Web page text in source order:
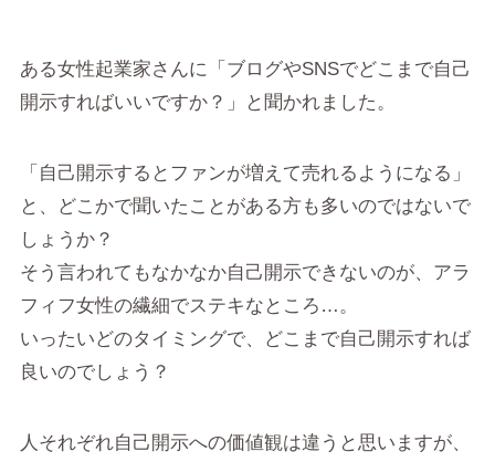
ある女性起業家さんに「ブログやSNSでどこまで自己
開示すればいいですか？」と聞かれました。
「自己開示するとファンが増えて売れるようになる」
と、どこかで聞いたことがある方も多いのではないで
しょうか？
そう言われてもなかなか自己開示できないのが、アラ
フィフ女性の繊細でステキなところ…。
いったいどのタイミングで、どこまで自己開示すれば
良いのでしょう？
人それぞれ自己開示への価値観は違うと思いますが、